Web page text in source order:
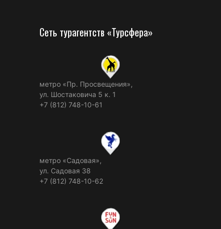
Сеть турагентств «Турсфера»
метро «Пр. Просвещения»,
ул. Шостаковича 5 к. 1
+7 (812) 748-10-61
метро «Садовая»,
ул. Садовая 38
+7 (812) 748-10-62